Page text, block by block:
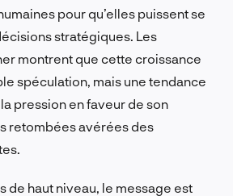
pour qu’elles puissent se
stratégiques. Les
montrent que cette croissance
spéculation, mais une tendance
pression en faveur de son
retombées avérées des
de haut niveau, le message est